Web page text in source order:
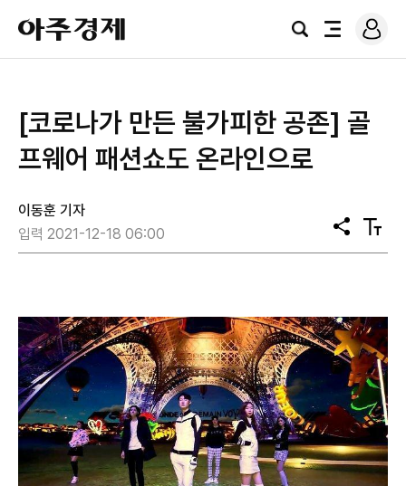
아
주
경
검
전
로
그
​[코로나가 만든 불가피한 공존] 골
프웨어 패션쇼도 온라인으로
이동훈 기자
입력 2021-12-18 06:00
공
유
텍
스